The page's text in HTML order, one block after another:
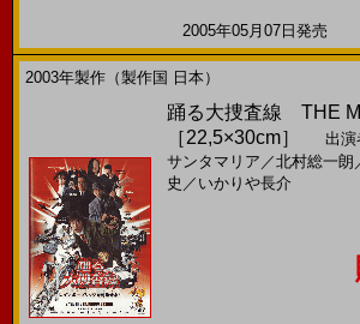
2005年05月07日発売
2003年製作（製作国 日本）
踊る大捜査線 THE
［22,5×30cm］
出演
サンタマリア ／北村総一朗
史 ／ いかりや長介